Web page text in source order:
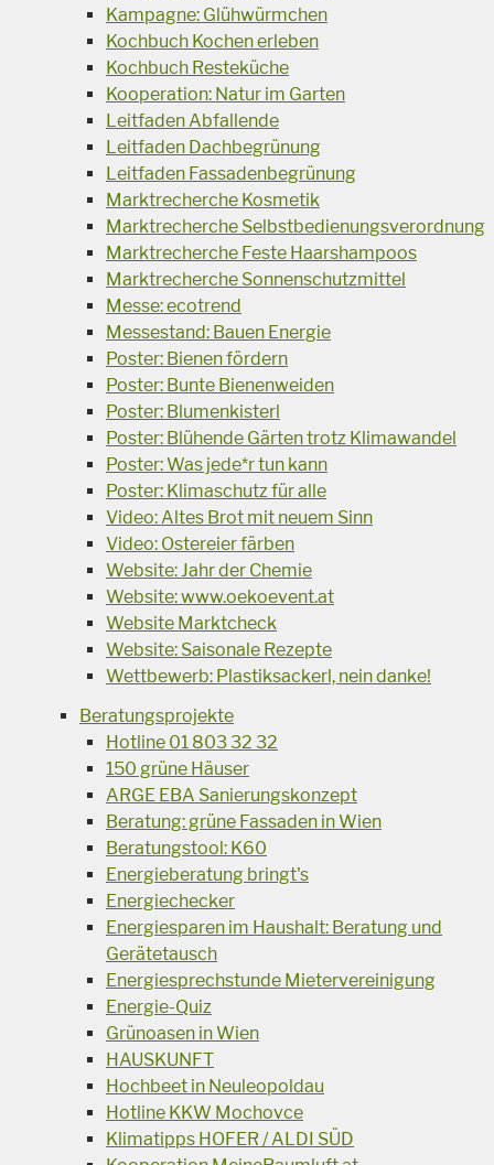
Kampagne: Glühwürmchen
Kochbuch Kochen erleben
Kochbuch Resteküche
Kooperation: Natur im Garten
Leitfaden Abfallende
Leitfaden Dachbegrünung
Leitfaden Fassadenbegrünung
Marktrecherche Kosmetik
Marktrecherche Selbstbedienungsverordnung
Marktrecherche Feste Haarshampoos
Marktrecherche Sonnenschutzmittel
Messe: ecotrend
Messestand: Bauen Energie
Poster: Bienen fördern
Poster: Bunte Bienenweiden
Poster: Blumenkisterl
Poster: Blühende Gärten trotz Klimawandel
Poster: Was jede*r tun kann
Poster: Klimaschutz für alle
Video: Altes Brot mit neuem Sinn
Video: Ostereier färben
Website: Jahr der Chemie
Website: www.oekoevent.at
Website Marktcheck
Website: Saisonale Rezepte
Wettbewerb: Plastiksackerl, nein danke!
Beratungsprojekte
Hotline 01 803 32 32
150 grüne Häuser
ARGE EBA Sanierungskonzept
Beratung: grüne Fassaden in Wien
Beratungstool: K60
Energieberatung bringt's
Energiechecker
Energiesparen im Haushalt: Beratung und
Gerätetausch
Energiesprechstunde Mietervereinigung
Energie-Quiz
Grünoasen in Wien
HAUSKUNFT
Hochbeet in Neuleopoldau
Hotline KKW Mochovce
Klimatipps HOFER / ALDI SÜD